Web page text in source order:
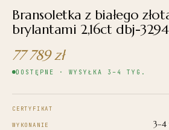
Bransoletka z białego
brylantami 2,16ct dbj-
77 789zł
DOSTĘPNE · WYSYŁKA 3–4 TYG.
CERTYFIKAT
WYKONANIE 3–4